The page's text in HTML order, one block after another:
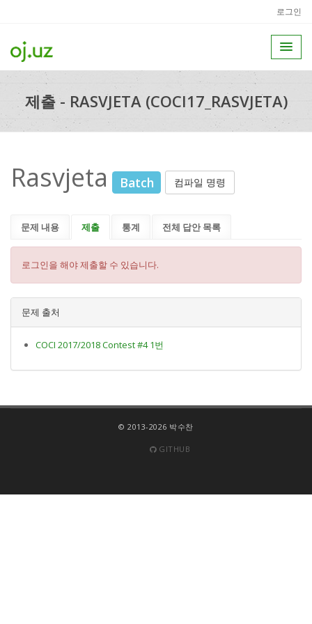
로그인
제출 - RASVJETA (COCI17_RASVJETA)
Rasvjeta Batch 컴파일 명령
문제 내용 제출 통계 전체 답안 목록
로그인을 해야 제출할 수 있습니다.
문제 출처
COCI 2017/2018 Contest #4 1번
© 2013-2026 박수찬
GITHUB